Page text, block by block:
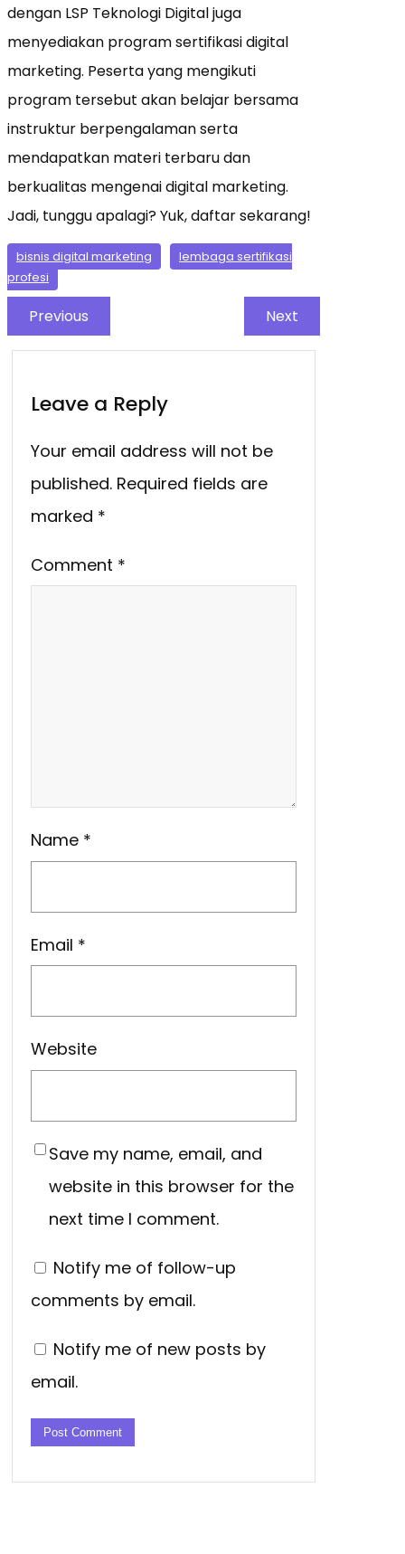
dengan LSP Teknologi Digital juga
menyediakan program sertifikasi digital
marketing. Peserta yang mengikuti
program tersebut akan belajar bersama
instruktur berpengalaman serta
mendapatkan materi terbaru dan
berkualitas mengenai digital marketing.
Jadi, tunggu apalagi? Yuk, daftar sekarang!
bisnis digital marketing
lembaga sertifikasi
profesi
Previous Next
Leave a Reply
Your email address will not be
published. Required fields are
marked *
Comment *
Name *
Email *
Website
Save my name, email, and
website in this browser for the
next time I comment.
Notify me of follow-up
comments by email.
Notify me of new posts by
email.